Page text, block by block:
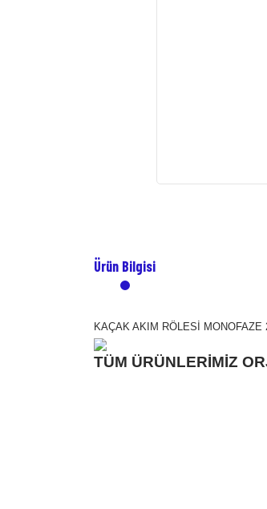
Ürün Bilgisi
KAÇAK AKIM RÖLESİ MONOFAZE
TÜM ÜRÜNLERİMİZ